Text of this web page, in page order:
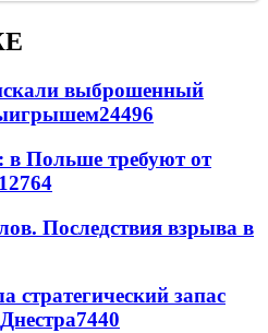
выброшенный
24496
в Польше требуют от
12764
Последствия взрыва в
стратегический запас
7440